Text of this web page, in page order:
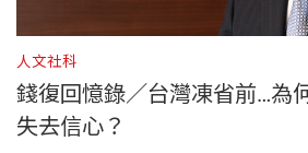
人文社科
錢復回憶錄／台灣凍省前…為
失去信心？